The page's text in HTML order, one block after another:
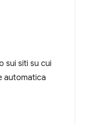
sui siti su cui
automatica